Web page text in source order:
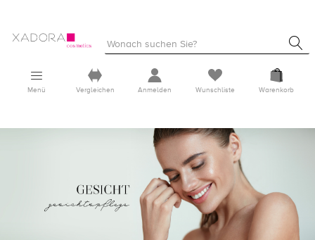
Menü Vergleichen Anmelden Wunschliste Warenkorb